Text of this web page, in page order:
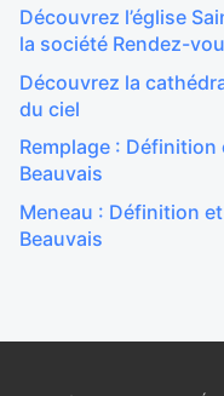
Découvrez l’église
la société Rendez-
Découvrez la
du ciel
Remplage :
Beauvais
Meneau : Définition
Beauvais